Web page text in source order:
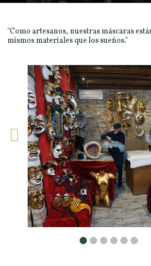
"Como artesanos, nuestras máscaras
mismos materiales que los sueños."